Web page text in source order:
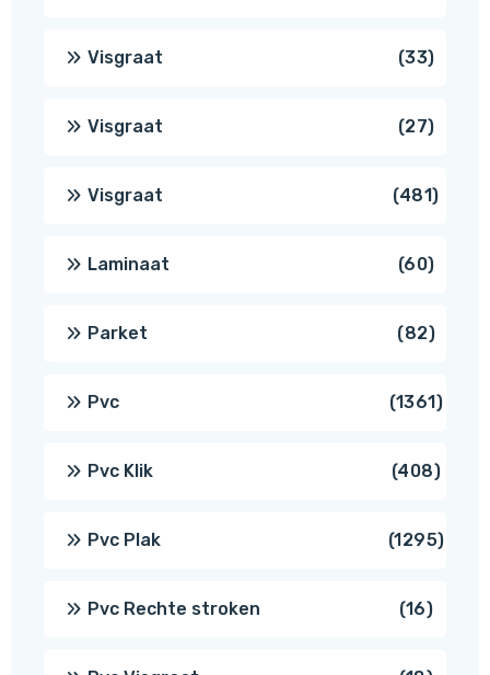
Visgraat 3333
Visgraat 2727
Visgraat 481481
Laminaat 6060
Parket 8282
Pvc 13611361
Pvc Klik 408408
Pvc Plak 12951295
Pvc Rechte stroken 1616